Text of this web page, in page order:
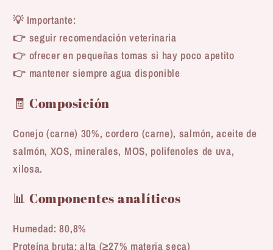
💡 Importante:
👉 seguir recomendación veterinaria
👉 ofrecer en pequeñas tomas si hay poco apetito
👉 mantener siempre agua disponible
🧾 Composición
Conejo (carne) 30%, cordero (carne), salmón, aceite de
salmón, XOS, minerales, MOS, polifenoles de uva,
xilosa.
📊 Componentes analíticos
Humedad: 80,8%
Proteína bruta: alta (≥27% materia seca)